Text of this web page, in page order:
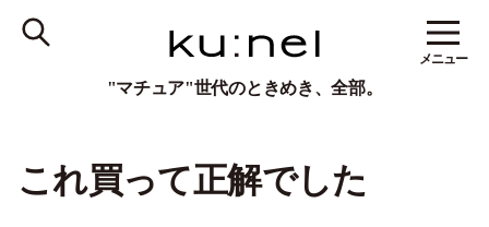
"マチュア"世代のときめき、全部。
メニュー
これ買って正解でした